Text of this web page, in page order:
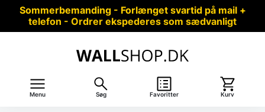
Sommerbemanding - Forlænget svartid på mail +
telefon - Ordrer ekspederes som sædvanligt
Menu Søg Favoritter Kurv